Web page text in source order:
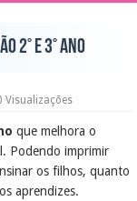
2° e 3° ano
Visualizações
que melhora o
Podendo imprimir
os filhos, quanto
aprendizes.